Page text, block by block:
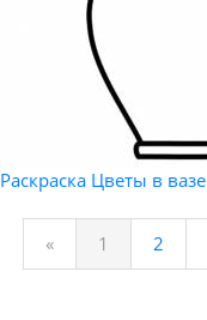
Раскраска Цветы в вазе
« 1 2